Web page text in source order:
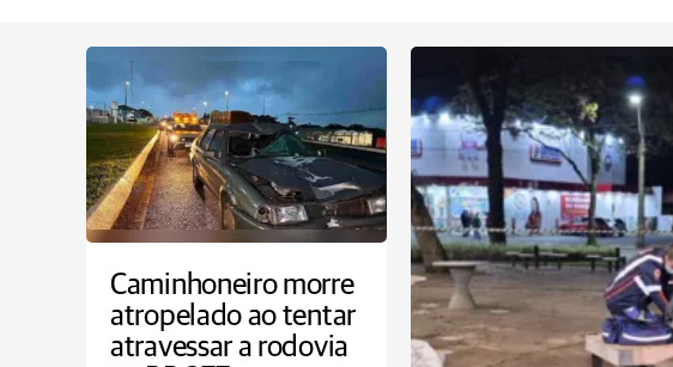
Caminhoneiro morre
atropelado ao tentar
atravessar a rodovia